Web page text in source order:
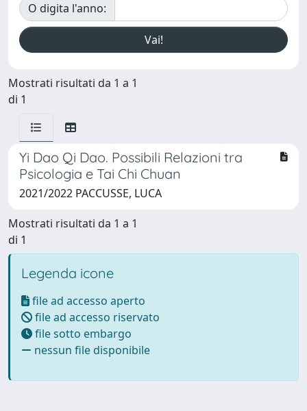
O digita l'anno:
Mostrati risultati da 1 a 1
di 1
Yi Dao Qi Dao. Possibili Relazioni tra
Psicologia e Tai Chi Chuan
2021/2022 PACCUSSE, LUCA
Mostrati risultati da 1 a 1
di 1
Legenda icone
file ad accesso aperto
file ad accesso riservato
file sotto embargo
nessun file disponibile